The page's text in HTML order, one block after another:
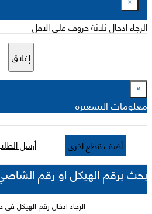
×
الرجاء ادخال ثلاثة حروف على الاقل
إغلاق
×
معلومات التسعيرة
أضف قطع اخرى أرسل
بحث برقم الهيكل او رقم
الرجاء ادخال رقم الهيكل